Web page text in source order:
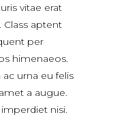
vitae erat
Class aptent
per
himenaeos.
urna eu felis
a augue.
nisi.